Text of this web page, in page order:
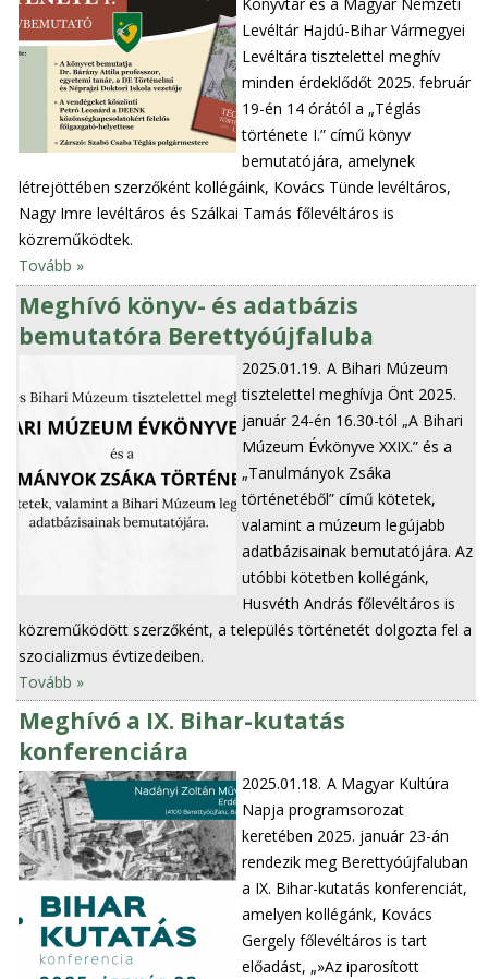
Könyvtár és a Magyar Nemzeti
Levéltár Hajdú-Bihar Vármegyei
Levéltára tisztelettel meghív
minden érdeklődőt 2025. február
19-én 14 órától a „Téglás
története I.” című könyv
bemutatójára, amelynek
létrejöttében szerzőként kollégáink, Kovács Tünde levéltáros,
Nagy Imre levéltáros és Szálkai Tamás főlevéltáros is
közreműködtek.
Tovább »
Meghívó könyv- és adatbázis
bemutatóra Berettyóújfaluba
2025.01.19. A Bihari Múzeum
tisztelettel meghívja Önt 2025.
január 24-én 16.30-tól „A Bihari
Múzeum Évkönyve XXIX.” és a
„Tanulmányok Zsáka
történetéből” című kötetek,
valamint a múzeum legújabb
adatbázisainak bemutatójára. Az
utóbbi kötetben kollégánk,
Husvéth András főlevéltáros is
közreműködött szerzőként, a település történetét dolgozta fel a
szocializmus évtizedeiben.
Tovább »
Meghívó a IX. Bihar-kutatás
konferenciára
2025.01.18. A Magyar Kultúra
Napja programsorozat
keretében 2025. január 23-án
rendezik meg Berettyóújfaluban
a IX. Bihar-kutatás konferenciát,
amelyen kollégánk, Kovács
Gergely főlevéltáros is tart
előadást, „»Az iparosított